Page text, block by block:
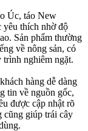
Úc, táo New
yêu thích nhờ độ
Sản phẩm thường
về nông sản, có
trình nghiêm ngặt.
hàng dễ dàng
tin về nguồn gốc,
được cập nhật rõ
cũng giúp trái cây